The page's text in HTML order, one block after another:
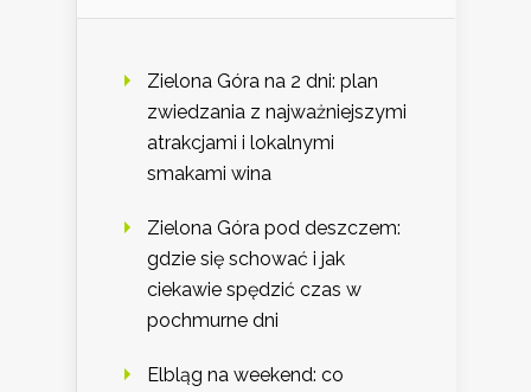
Zielona Góra na 2 dni: plan
zwiedzania z najważniejszymi
atrakcjami i lokalnymi
smakami wina
Zielona Góra pod deszczem:
gdzie się schować i jak
ciekawie spędzić czas w
pochmurne dni
Elbląg na weekend: co